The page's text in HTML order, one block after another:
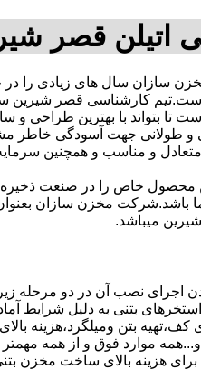
اتیلن قصر
سازان سال های زیادی را
است.تیم کارشناسی قصر
تا بتواند با بهترین طراحی
جهت آسودگی خاطر
و مناسب و همچنین
محصول خاص را در صنعت
باشد.شرکت مخزن سازان
میباشد.
اجرای نصب آن در دو مرحله زیر
بتنی به دلیل شرایط
بتن ومیلگرد،هزینه
موارد فوق و از همه مهمتر
برای هزینه بالای ساخت مخزن